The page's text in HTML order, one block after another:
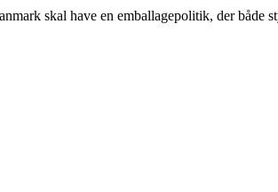
skal have en emballagepolitik, der